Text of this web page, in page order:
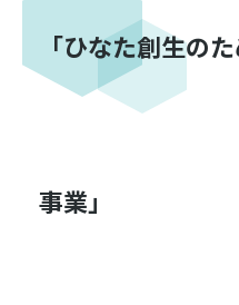
「ひなた創生の
事業」